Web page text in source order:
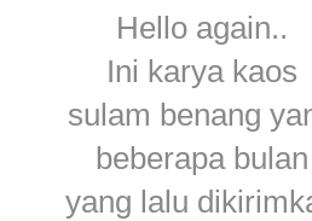
Hello again..
Ini karya kaos
sulam benang
beberapa bulan
yang lalu